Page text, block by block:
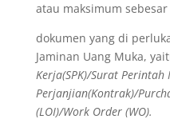
atau maksimum
dokumen yang di
Jaminan Uang Muka,
Kerja(SPK)/Surat
Perjanjian(Kontrak)/
(LOI)/Work Order (WO).